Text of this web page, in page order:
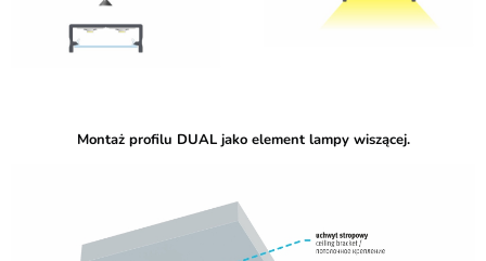
Montaż profilu DUAL jako element lampy wiszącej.